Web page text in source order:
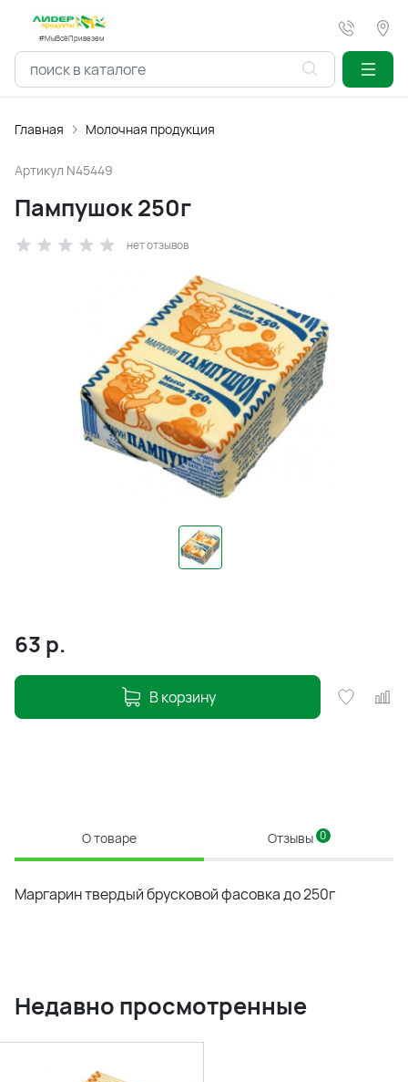
#МыВсёПривезем
Главная Молочная продукция
Артикул N45449
Пампушок 250г
нет отзывов
63 р.
В корзину
О товаре Отзывы 0
Маргарин твердый брусковой фасовка до 250г
Недавно просмотренные